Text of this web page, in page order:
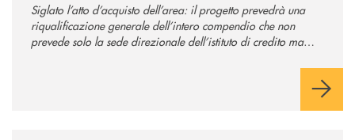
Siglato l’atto d’acquisto dell’area: il progetto prevedrà una
riqualificazione generale dell’intero compendio che non
prevede solo la sede direzionale dell’istituto di credito ma